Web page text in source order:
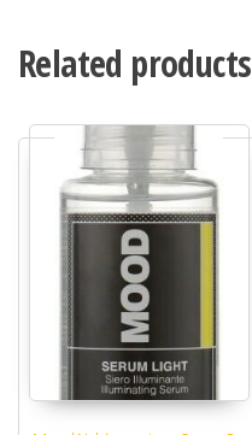
Related products